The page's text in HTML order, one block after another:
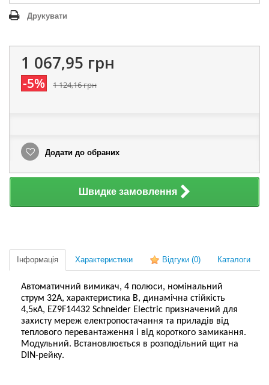
Друкувати
1 067,95 грн
-5% 1 124,16 грн
Додати до обраних
Швидке замовлення
Інформація Характеристики Відгуки (0) Каталоги
Автоматичний вимикач, 4 полюси, номінальний
струм 32А, характеристика В, динамічна стійкість
4,5кА, EZ9F14432 Schneider Electric призначений для
захисту мереж електропостачання та приладів від
теплового перевантаження і від короткого замикання.
Модульний. Встановлюється в розподільний щит на
DIN-рейку.